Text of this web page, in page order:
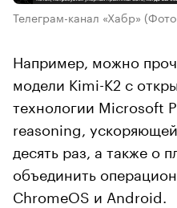
Телеграм-канал «Хабр»
Например, можно
модели Kimi-K2 с
технологии Microsoft
reasoning,
десять раз, а также о
объединить
ChromeOS и Android.